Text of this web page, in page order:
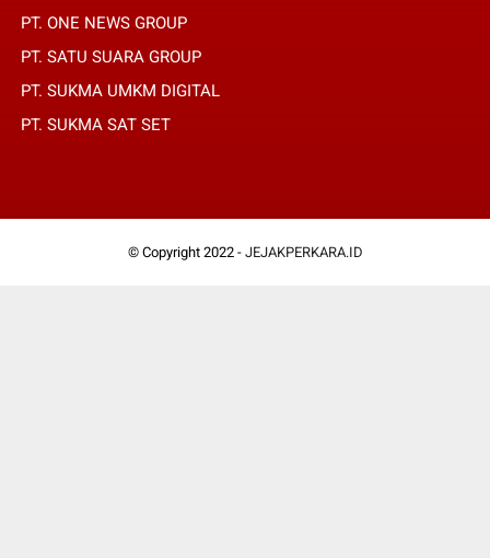
PT. ONE NEWS GROUP
PT. SATU SUARA GROUP
PT. SUKMA UMKM DIGITAL
PT. SUKMA SAT SET
© Copyright 2022 - JEJAKPERKARA.ID